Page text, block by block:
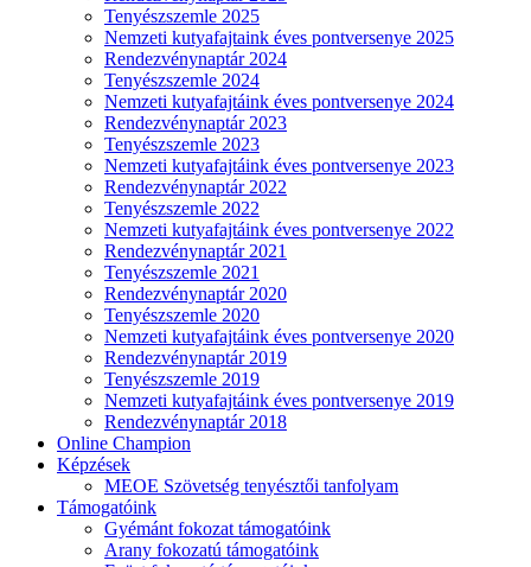
Tenyészszemle 2025
Nemzeti kutyafajtaink éves pontversenye 2025
Rendezvénynaptár 2024
Tenyészszemle 2024
Nemzeti kutyafajtáink éves pontversenye 2024
Rendezvénynaptár 2023
Tenyészszemle 2023
Nemzeti kutyafajtáink éves pontversenye 2023
Rendezvénynaptár 2022
Tenyészszemle 2022
Nemzeti kutyafajtáink éves pontversenye 2022
Rendezvénynaptár 2021
Tenyészszemle 2021
Rendezvénynaptár 2020
Tenyészszemle 2020
Nemzeti kutyafajtáink éves pontversenye 2020
Rendezvénynaptár 2019
Tenyészszemle 2019
Nemzeti kutyafajtáink éves pontversenye 2019
Rendezvénynaptár 2018
Online Champion
Képzések
MEOE Szövetség tenyésztői tanfolyam
Támogatóink
Gyémánt fokozat támogatóink
Arany fokozatú támogatóink